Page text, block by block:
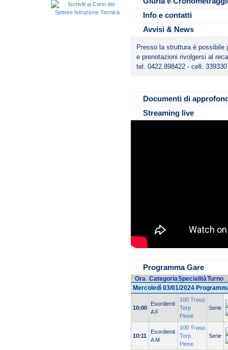
Info e contatti
Avvisi & News
Presso la struttura è possibile
e prenotazioni rivolgersi al
tel. 0422.898422 - cell.
Documenti di
Streaming live
Programma Gare
Ora CategoriaSpecialitàTurno
Mercoledì 03/01/2024
10:00
Esordienti
A F
100 Trasp
Torp
Pinne
Serie
10:11
Esordienti
A M
100 Trasp
Torp
Pinne
Serie